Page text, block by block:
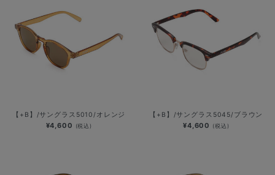
【+B】/サングラス5010/オレンジ
¥4,600 (税込)
【+B】/サングラス5045/ブラウン
¥4,600 (税込)